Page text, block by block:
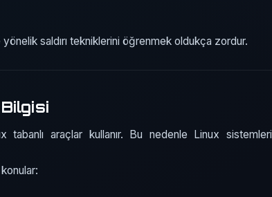
yönelik saldırı tekniklerini öğrenmek oldukça zordur.
tabanlı araçlar kullanır. Bu nedenle Linux